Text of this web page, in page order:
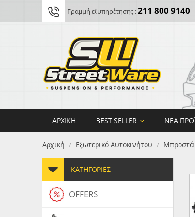
Γραμμή εξυπηρέτησης :211 800 9140
ΑΡΧΙΚΉ BEST SELLER ΝΈΑ
Αρχική / Εξωτερικό Αυτοκινήτου /
ΚΑΤΗΓΟΡΊΕΣ
OFFERS